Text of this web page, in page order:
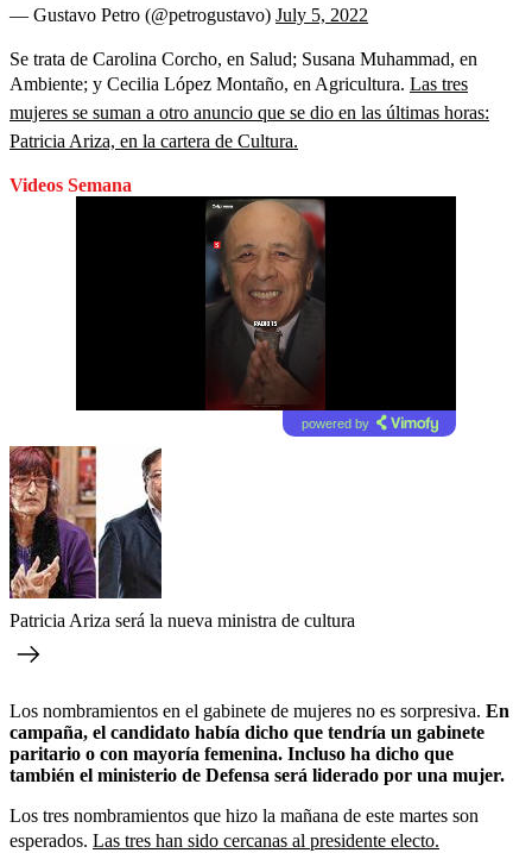
— Gustavo Petro (@petrogustavo) July 5, 2022
Se trata de Carolina Corcho, en Salud; Susana Muhammad, en
Ambiente; y Cecilia López Montaño, en Agricultura. Las tres
mujeres se suman a otro anuncio que se dio en las últimas horas:
Patricia Ariza, en la cartera de Cultura.
Videos Semana
powered by
Patricia Ariza será la nueva ministra de cultura
Los nombramientos en el gabinete de mujeres no es sorpresiva. En
campaña, el candidato había dicho que tendría un gabinete
paritario o con mayoría femenina. Incluso ha dicho que
también el ministerio de Defensa será liderado por una mujer.
Los tres nombramientos que hizo la mañana de este martes son
esperados. Las tres han sido cercanas al presidente electo.